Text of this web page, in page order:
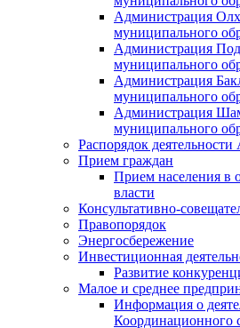
Администрация
муниципального
Администрация
муниципального
Администрация
муниципального
Администрация
муниципального
Распорядок
Прием граждан
Прием населения в
власти
Консультативно-
Правопорядок
Энергосбережение
Инвестиционная
Развитие
Малое и среднее
Информация о
Координационного